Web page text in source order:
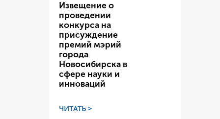
Извещение о
проведении
конкурса на
присуждение
премий мэрий
города
Новосибирска в
сфере науки и
инноваций
ЧИТАТЬ >